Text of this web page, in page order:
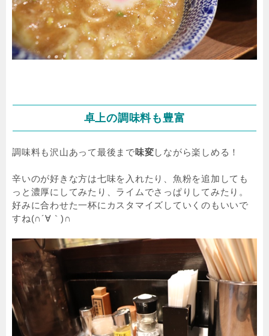
卓上の調味料も豊富
調味料も沢山あって最後まで味変しながら楽しめる！
辛いのが好きな方は七味を入れたり、魚粉を追加しても
っと濃厚にしてみたり、ライムでさっぱりしてみたり。
好みに合わせた一杯にカスタマイズしていくのもいいで
すね(∩´∀｀)∩